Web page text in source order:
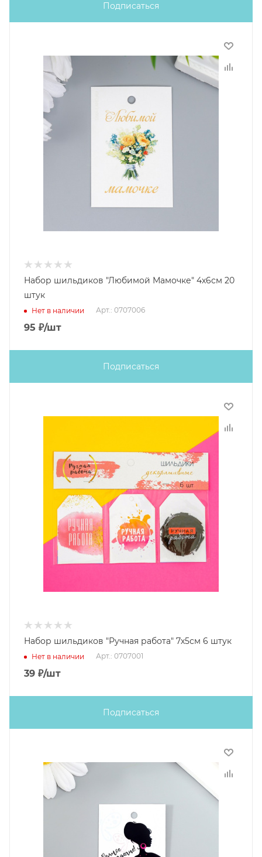
Подписаться
Набор шильдиков "Любимой Мамочке" 4х6см 20
штук
Нет в наличии Арт.: 0707006
95 ₽/шт
Подписаться
Набор шильдиков "Ручная работа" 7х5см 6 штук
Нет в наличии Арт.: 0707001
39 ₽/шт
Подписаться